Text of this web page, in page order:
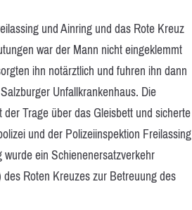
und Ainring und das Rote Kreuz
war der Mann nicht eingeklemmt
ihn notärztlich und fuhren ihn dann
Unfallkrankenhaus. Die
Trage über das Gleisbett und sicherte
und der Polizeiinspektion Freilassing
ein Schienenersatzverkehr
Roten Kreuzes zur Betreuung des